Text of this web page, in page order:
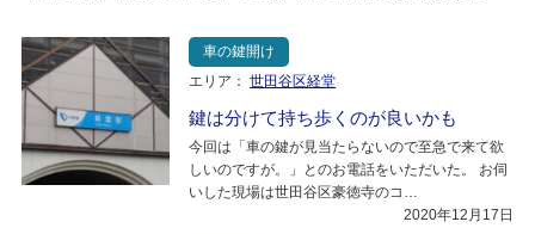
車の鍵開け
エリア： 世田谷区経堂
鍵は分けて持ち歩くのが良いかも
今回は「車の鍵が見当たらないので至急で来て欲
しいのですが。」とのお電話をいただいた。 お伺
いした現場は世田谷区豪徳寺のコ…
2020年12月17日